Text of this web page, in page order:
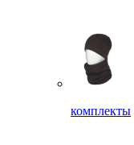
комплекты